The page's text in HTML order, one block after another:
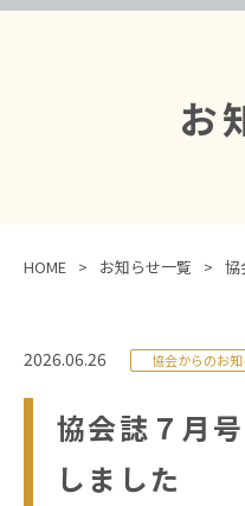
お
HOME お知らせ一覧 協
2026.06.26 協会からのお知
協会誌７月
しました